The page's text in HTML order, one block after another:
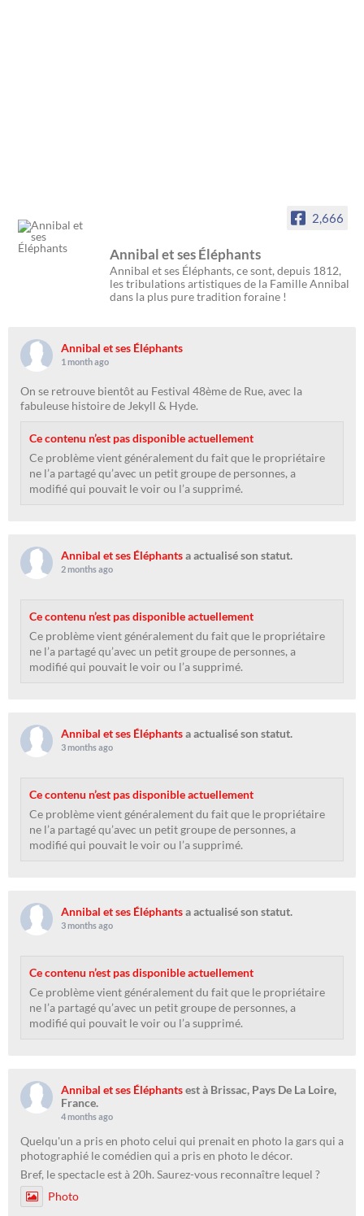
2,666
Annibal et ses Éléphants
Annibal et ses Éléphants, ce sont, depuis 1812,
les tribulations artistiques de la Famille Annibal
dans la plus pure tradition foraine !
Annibal et ses Éléphants
1 month ago
On se retrouve bientôt au Festival 48ème de Rue, avec la
fabuleuse histoire de Jekyll & Hyde.
Ce contenu n’est pas disponible actuellement
Ce problème vient généralement du fait que le propriétaire
ne l’a partagé qu’avec un petit groupe de personnes, a
modifié qui pouvait le voir ou l’a supprimé.
Annibal et ses Éléphantsa actualisé son statut.
2 months ago
Ce contenu n’est pas disponible actuellement
Ce problème vient généralement du fait que le propriétaire
ne l’a partagé qu’avec un petit groupe de personnes, a
modifié qui pouvait le voir ou l’a supprimé.
Annibal et ses Éléphantsa actualisé son statut.
3 months ago
Ce contenu n’est pas disponible actuellement
Ce problème vient généralement du fait que le propriétaire
ne l’a partagé qu’avec un petit groupe de personnes, a
modifié qui pouvait le voir ou l’a supprimé.
Annibal et ses Éléphantsa actualisé son statut.
3 months ago
Ce contenu n’est pas disponible actuellement
Ce problème vient généralement du fait que le propriétaire
ne l’a partagé qu’avec un petit groupe de personnes, a
modifié qui pouvait le voir ou l’a supprimé.
Annibal et ses Éléphantsest à Brissac, Pays De La Loire,
France.
4 months ago
Quelqu'un a pris en photo celui qui prenait en photo la gars qui a
photographié le comédien qui a pris en photo le décor.
Bref, le spectacle est à 20h. Saurez-vous reconnaître lequel ?
Photo